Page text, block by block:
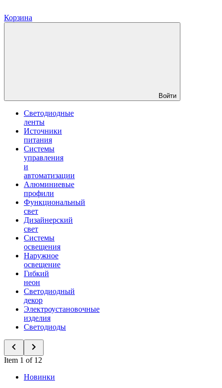
Корзина
Войти
Светодиодные
ленты
Источники
питания
Системы
управления
и
автоматизации
Алюминиевые
профили
Функциональный
свет
Дизайнерский
свет
Системы
освещения
Наружное
освещение
Гибкий
неон
Светодиодный
декор
Электроустановочные
изделия
Светодиоды
Item 1 of 12
Новинки